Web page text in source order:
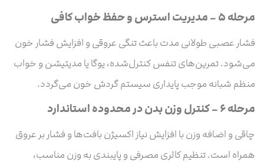
مرحله ۵ – مدیریت استرس و حفظ خواب کافی
فشار عصبی طولانی‌ مدت باعث تنگی عروقی و افزایش فشار خون
می‌شود. تمرین‌های تنفس کنترل‌شده، یوگا یا مدیتیشن و خواب
منظم شبانه موجب پایداری سیستم گردش خون می‌گردد.
مرحله ۶ – کنترل وزن بدن در محدوده استاندارد
چاقی و اضافه‌ وزن با افزایش نیاز اکسیژن بافت‌ها و فشار بر عروق
همراه است. تنظیم کالری مصرفی و پایبندی به وزن مناسب،